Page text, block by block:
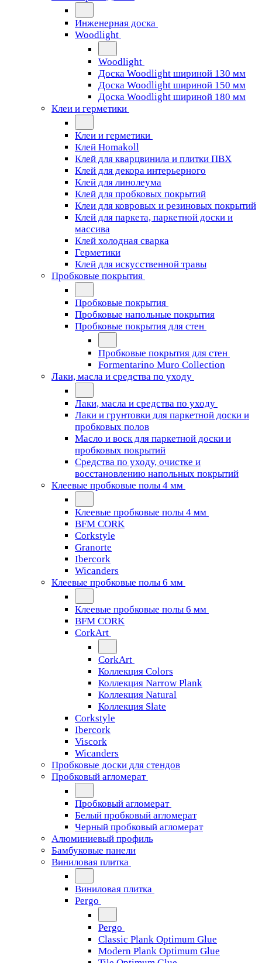
Инженерная доска
Woodlight
Woodlight
Доска Woodlight шириной 130 мм
Доска Woodlight шириной 150 мм
Доска Woodlight шириной 180 мм
Клеи и герметики
Клеи и герметики
Клей Homakoll
Клей для кварцвинила и плитки ПВХ
Клей для декора интерьерного
Клей для линолеума
Клей для пробковых покрытий
Клеи для ковровых и резиновых покрытий
Клей для паркета, паркетной доски и
массива
Клей холодная сварка
Герметики
Клей для искусственной травы
Пробковые покрытия
Пробковые покрытия
Пробковые напольные покрытия
Пробковые покрытия для стен
Пробковые покрытия для стен
Formentarino Muro Collection
Лаки, масла и средства по уходу
Лаки, масла и средства по уходу
Лаки и грунтовки для паркетной доски и
пробковых полов
Масло и воск для паркетной доски и
пробковых покрытий
Средства по уходу, очистке и
восстановлению напольных покрытий
Клеевые пробковые полы 4 мм
Клеевые пробковые полы 4 мм
BFM CORK
Corkstyle
Granorte
Ibercork
Wicanders
Клеевые пробковые полы 6 мм
Клеевые пробковые полы 6 мм
BFM CORK
CorkArt
CorkArt
Коллекция Colors
Коллекция Narrow Plank
Коллекция Natural
Коллекция Slate
Corkstyle
Ibercork
Viscork
Wicanders
Пробковые доски для стендов
Пробковый агломерат
Пробковый агломерат
Белый пробковый агломерат
Черный пробковый агломерат
Алюминиевый профиль
Бамбуковые панели
Виниловая плитка
Виниловая плитка
Pergo
Pergo
Classic Plank Optimum Glue
Modern Plank Optimum Glue